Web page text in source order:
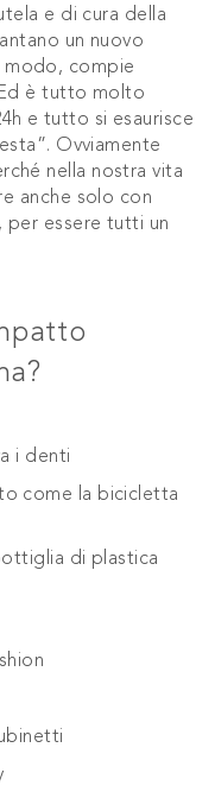
e di cura della
un nuovo
modo, compie
è tutto molto
e tutto si esaurisce
Ovviamente
nella nostra vita
anche solo con
per essere tutti un
i denti
come la bicicletta
di plastica